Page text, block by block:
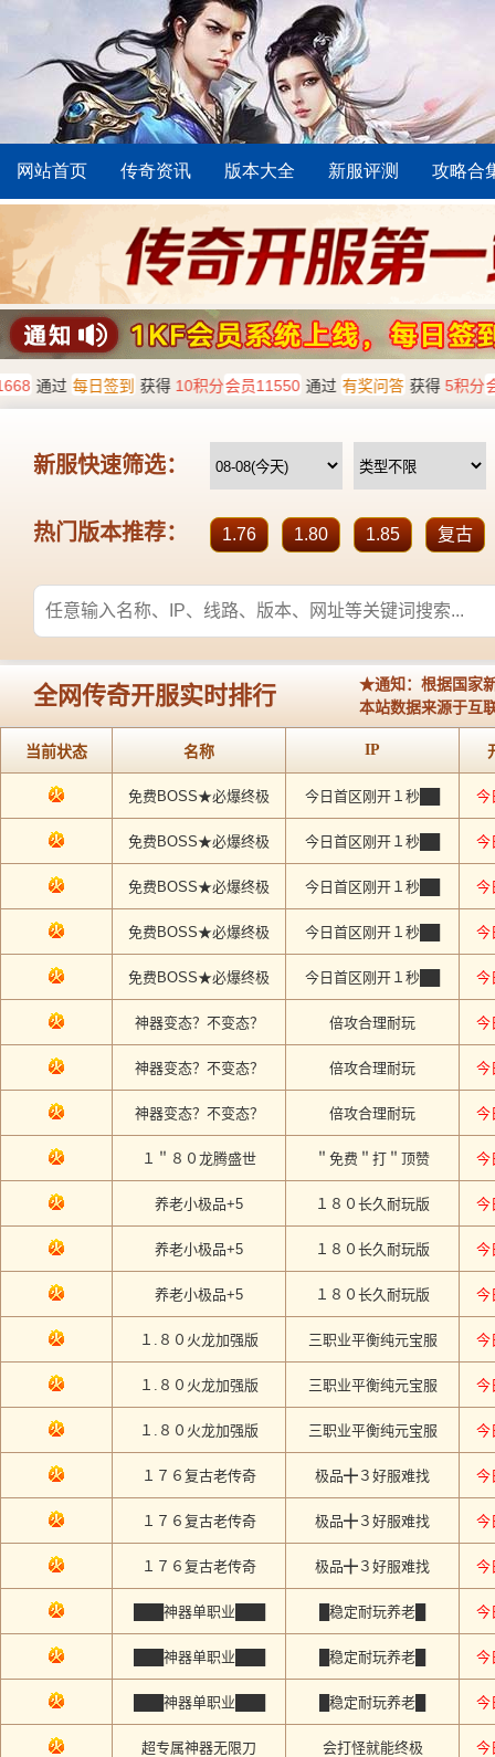
网站首页 传奇资讯 版本大全 新服评测 攻略合